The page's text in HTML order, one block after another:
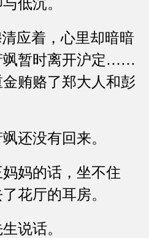
低沉。
应着，心里却暗暗
飒暂时离开沪定……
贿赂了郑大人和彭
没有回来。
妈的话，坐不住
花厅的耳房。
说话。